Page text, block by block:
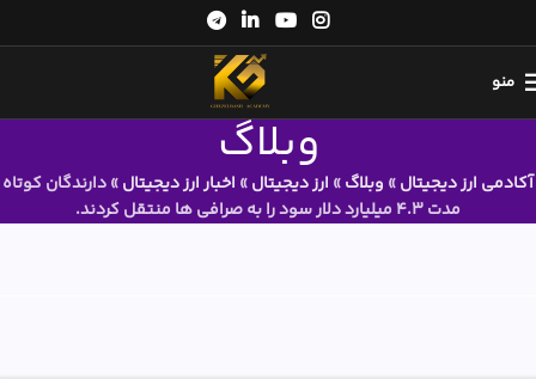
منو
وبلاگ
آکادمی ارز دیجیتال» وبلاگ» ارز دیجیتال» اخبار ارز دیجیتال»دارندگان کوتاه
مدت 4.3 میلیارد دلار سود را به صرافی ها منتقل کردند.